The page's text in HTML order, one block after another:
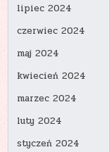
lipiec 2024
czerwiec 2024
maj 2024
kwiecień 2024
marzec 2024
luty 2024
styczeń 2024